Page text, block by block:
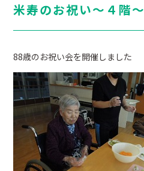
米寿のお祝い～４階～
88歳のお祝い会を開催しました